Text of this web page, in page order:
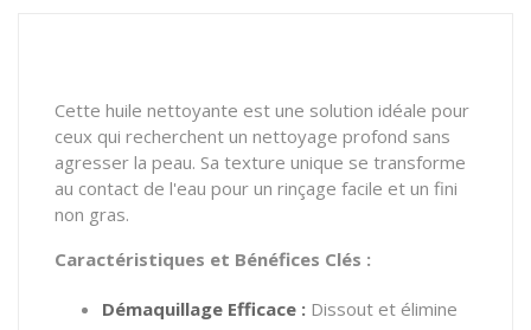
Cette huile nettoyante est une solution idéale pour
ceux qui recherchent un nettoyage profond sans
agresser la peau. Sa texture unique se transforme
au contact de l'eau pour un rinçage facile et un fini
non gras.
Caractéristiques et Bénéfices Clés :
Démaquillage Efficace : Dissout et élimine